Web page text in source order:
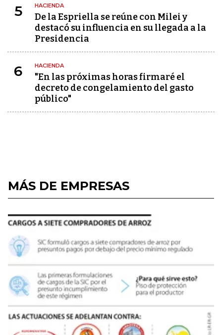
5 HACIENDA
De la Espriella se reúne con Milei y
destacó su influencia en su llegada a la
Presidencia
6 HACIENDA
"En las próximas horas firmaré el
decreto de congelamiento del gasto
público"
MÁS DE EMPRESAS